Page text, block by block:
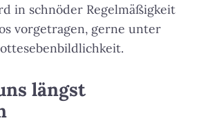
in schnöder Regelmäßigkeit
vorgetragen, gerne unter
längst